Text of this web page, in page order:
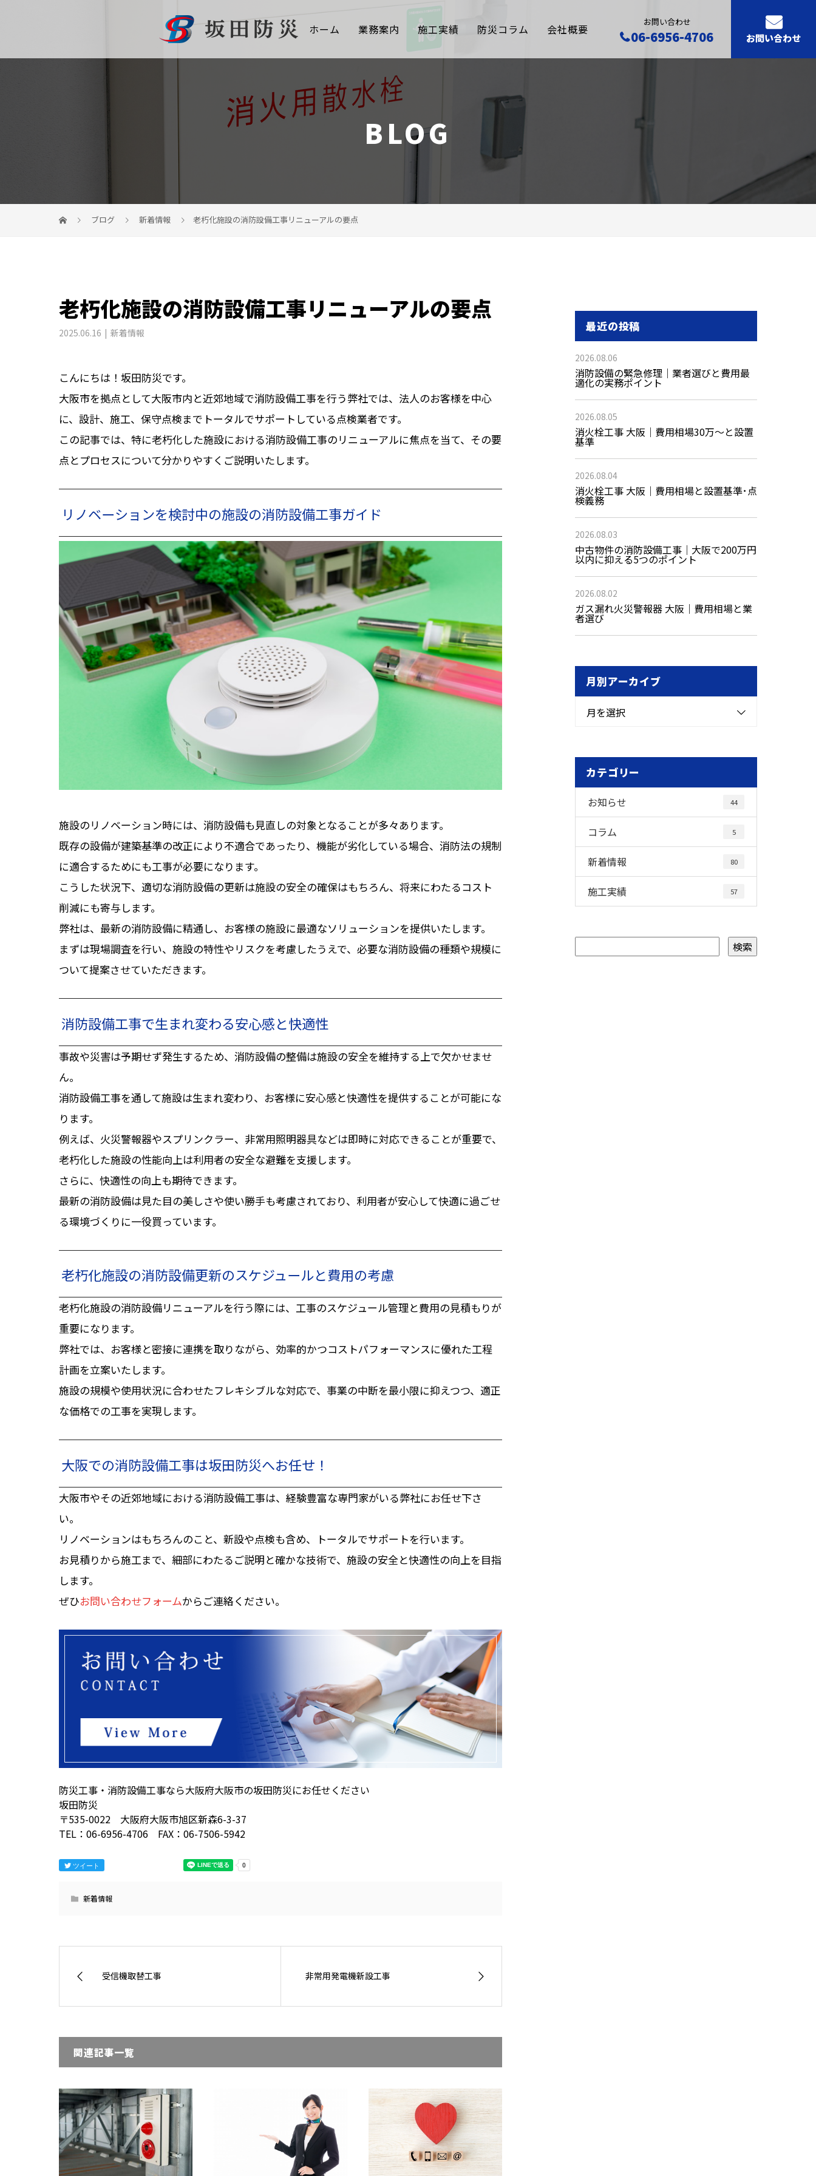
ホーム 業務案内 施工実績 防災コラム 会社概要 お問い合わせ
06-6956-4706 お問い合わせ
BLOG
ブログ 新着情報 老朽化施設の消防設備工事リニューアルの要点
老朽化施設の消防設備工事リニューアルの要点
2025.06.16 新着情報
こんにちは！坂田防災です。
大阪市を拠点として大阪市内と近郊地域で消防設備工事を行う弊社では、法人のお客様を中心
に、設計、施工、保守点検までトータルでサポートしている点検業者です。
この記事では、特に老朽化した施設における消防設備工事のリニューアルに焦点を当て、その要
点とプロセスについて分かりやすくご説明いたします。
リノベーションを検討中の施設の消防設備工事ガイド
施設のリノベーション時には、消防設備も見直しの対象となることが多々あります。
既存の設備が建築基準の改正により不適合であったり、機能が劣化している場合、消防法の規制
に適合するためにも工事が必要になります。
こうした状況下、適切な消防設備の更新は施設の安全の確保はもちろん、将来にわたるコスト
削減にも寄与します。
弊社は、最新の消防設備に精通し、お客様の施設に最適なソリューションを提供いたします。
まずは現場調査を行い、施設の特性やリスクを考慮したうえで、必要な消防設備の種類や規模に
ついて提案させていただきます。
消防設備工事で生まれ変わる安心感と快適性
事故や災害は予期せず発生するため、消防設備の整備は施設の安全を維持する上で欠かせませ
ん。
消防設備工事を通して施設は生まれ変わり、お客様に安心感と快適性を提供することが可能にな
ります。
例えば、火災警報器やスプリンクラー、非常用照明器具などは即時に対応できることが重要で、
老朽化した施設の性能向上は利用者の安全な避難を支援します。
さらに、快適性の向上も期待できます。
最新の消防設備は見た目の美しさや使い勝手も考慮されており、利用者が安心して快適に過ごせ
る環境づくりに一役買っています。
老朽化施設の消防設備更新のスケジュールと費用の考慮
老朽化施設の消防設備リニューアルを行う際には、工事のスケジュール管理と費用の見積もりが
重要になります。
弊社では、お客様と密接に連携を取りながら、効率的かつコストパフォーマンスに優れた工程
計画を立案いたします。
施設の規模や使用状況に合わせたフレキシブルな対応で、事業の中断を最小限に抑えつつ、適正
な価格での工事を実現します。
大阪での消防設備工事は坂田防災へお任せ！
大阪市やその近郊地域における消防設備工事は、経験豊富な専門家がいる弊社にお任せ下さ
い。
リノベーションはもちろんのこと、新設や点検も含め、トータルでサポートを行います。
お見積りから施工まで、細部にわたるご説明と確かな技術で、施設の安全と快適性の向上を目指
します。
ぜひお問い合わせフォームからご連絡ください。
防災工事・消防設備工事なら大阪府大阪市の坂田防災にお任せください
坂田防災
〒535-0022 大阪府大阪市旭区新森6-3-37
TEL：06-6956-4706 FAX：06-7506-5942
ツイート
新着情報
受信機取替工事 非常用発電機新設工事
関連記事一覧
最近の投稿
2026.08.06
消防設備の緊急修理｜業者選びと費用最
適化の実務ポイント
2026.08.05
消火栓工事 大阪｜費用相場30万〜と設置
基準
2026.08.04
消火栓工事 大阪｜費用相場と設置基準･点
検義務
2026.08.03
中古物件の消防設備工事｜大阪で200万円
以内に抑える5つのポイント
2026.08.02
ガス漏れ火災警報器 大阪｜費用相場と業
者選び
月別アーカイブ
月を選択
カテゴリー
お知らせ 44
コラム 5
新着情報 80
施工実績 57